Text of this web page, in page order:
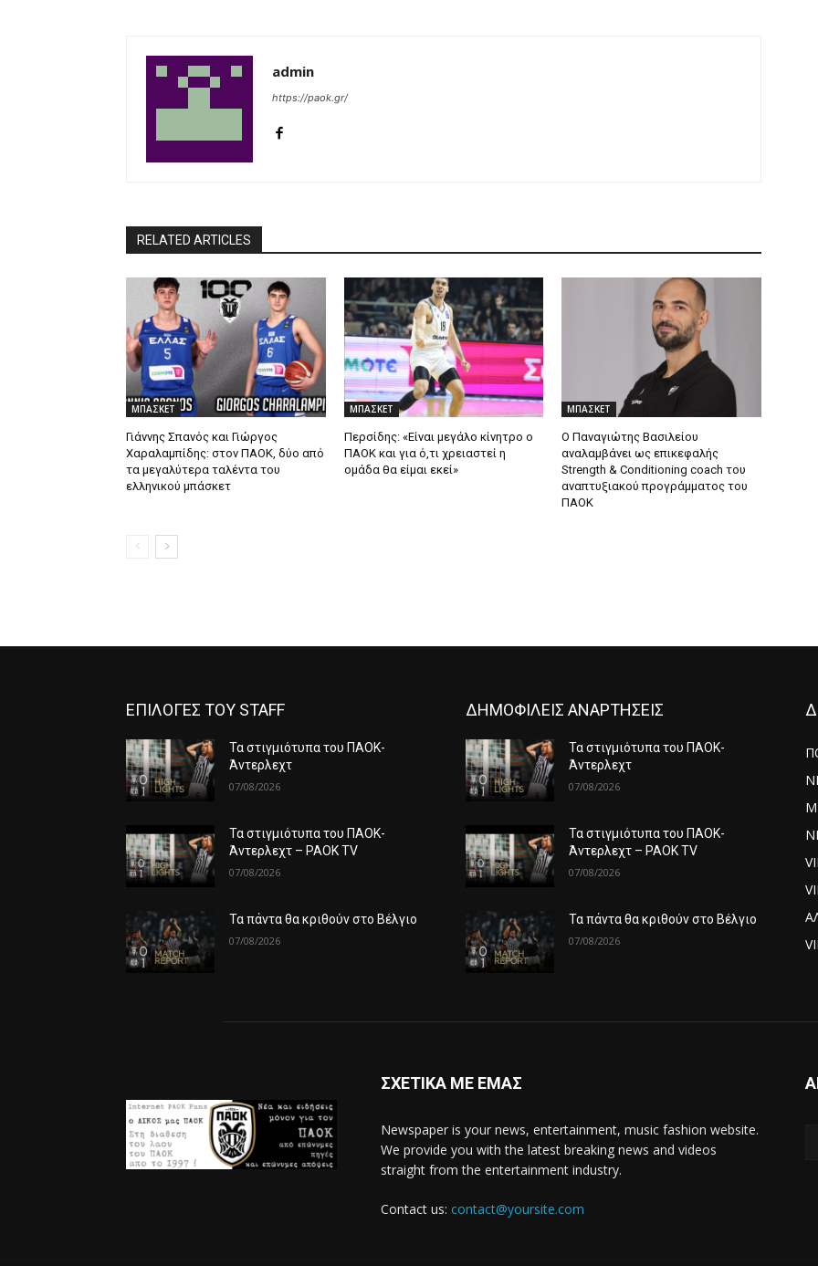
admin
https://paok.gr/
RELATED ARTICLES
ΜΠΑΣΚΕΤ
Γιάννης Σπανός και Γιώργος
Χαραλαμπίδης: στον ΠΑΟΚ, δύο από
τα μεγαλύτερα ταλέντα του
ελληνικού μπάσκετ
ΜΠΑΣΚΕΤ
Περσίδης: «Είναι μεγάλο κίνητρο ο
ΠΑΟΚ και για ό,τι χρειαστεί η
ομάδα θα είμαι εκεί»
ΜΠΑΣΚΕΤ
Ο Παναγιώτης Βασιλείου
αναλαμβάνει ως επικεφαλής
Strength & Conditioning coach του
αναπτυξιακού προγράμματος του
ΠΑΟΚ
ΕΠΙΛΟΓΕΣ ΤΟΥ STAFF
Τα στιγμιότυπα του ΠΑΟΚ-
Άντερλεχτ
07/08/2026
Τα στιγμιότυπα του ΠΑΟΚ-
Άντερλεχτ – PAOK TV
07/08/2026
Τα πάντα θα κριθούν στο Βέλγιο
07/08/2026
ΔΗΜΟΦΙΛΕΙΣ ΑΝΑΡΤΗΣΕΙΣ
Τα στιγμιότυπα του ΠΑΟΚ-
Άντερλεχτ
07/08/2026
Τα στιγμιότυπα του ΠΑΟΚ-
Άντερλεχτ – PAOK TV
07/08/2026
Τα πάντα θα κριθούν στο Βέλγιο
07/08/2026
ΣΧΕΤΙΚΑ ΜΕ ΕΜΑΣ
Newspaper is your news, entertainment, music fashion website.
We provide you with the latest breaking news and videos
straight from the entertainment industry.
Contact us: contact@yoursite.com